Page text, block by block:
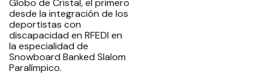
Globo de Cristal, el primero
desde la integración de los
deportistas con
discapacidad en RFEDI en
la especialidad de
Snowboard Banked Slalom
Paralímpico.